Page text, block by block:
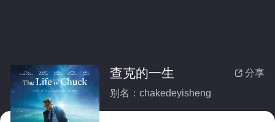
 分享
查克的一生
别名：chakedeyisheng